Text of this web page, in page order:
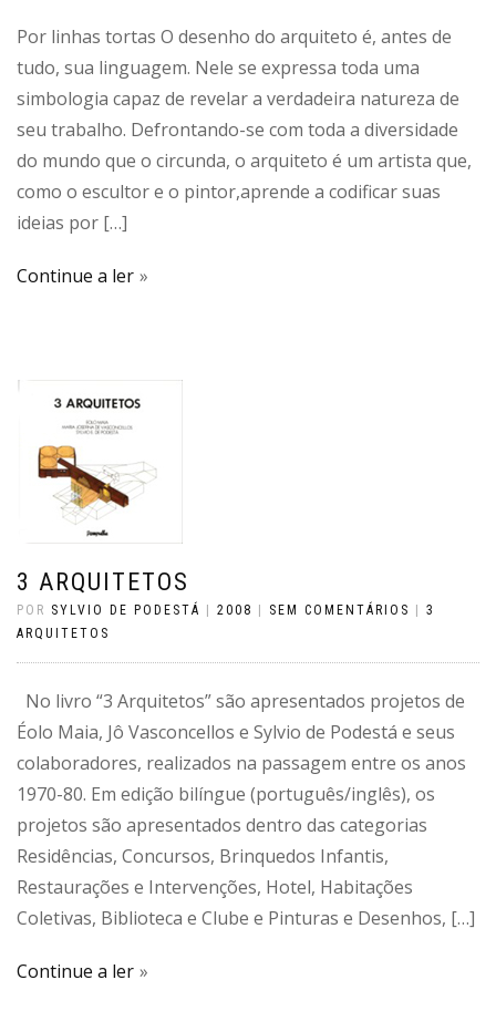
Por linhas tortas O desenho do arquiteto é, antes de
tudo, sua linguagem. Nele se expressa toda uma
simbologia capaz de revelar a verdadeira natureza de
seu trabalho. Defrontando-se com toda a diversidade
do mundo que o circunda, o arquiteto é um artista que,
como o escultor e o pintor,aprende a codificar suas
ideias por […]
Continue a ler
3 ARQUITETOS
POR SYLVIO DE PODESTÁ | 2008 | SEM COMENTÁRIOS | 3
ARQUITETOS
No livro “3 Arquitetos” são apresentados projetos de
Éolo Maia, Jô Vasconcellos e Sylvio de Podestá e seus
colaboradores, realizados na passagem entre os anos
1970-80. Em edição bilíngue (português/inglês), os
projetos são apresentados dentro das categorias
Residências, Concursos, Brinquedos Infantis,
Restaurações e Intervenções, Hotel, Habitações
Coletivas, Biblioteca e Clube e Pinturas e Desenhos, […]
Continue a ler